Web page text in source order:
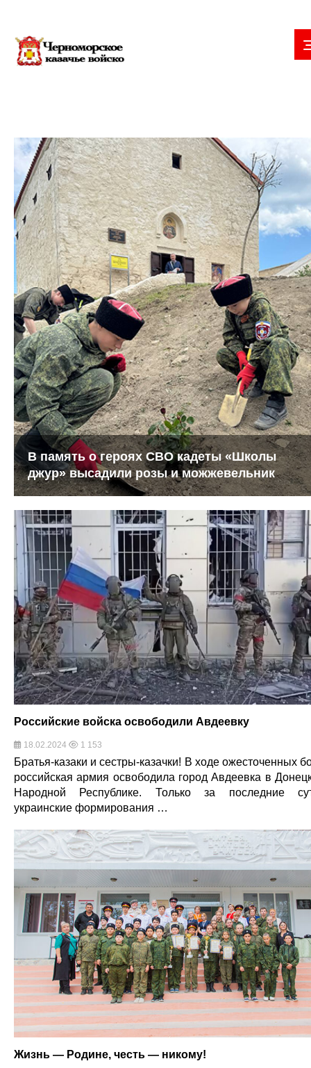
В память о героях СВО кадеты «Школы
джур» высадили розы и можжевельник
Российские войска освободили Авдеевку
18.02.2024 1 153
Братья-казаки и сестры-казачки! В ходе ожесточенных
российская армия освободила город Авдеевка в
Народной Республике. Только за последние
украинские формирования …
Жизнь — Родине, честь — никому!